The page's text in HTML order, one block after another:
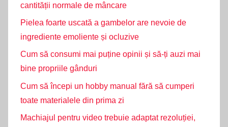
cantității normale de mâncare
Pielea foarte uscată a gambelor are nevoie de
ingrediente emoliente și ocluzive
Cum să consumi mai puține opinii și să-ți auzi mai
bine propriile gânduri
Cum să începi un hobby manual fără să cumperi
toate materialele din prima zi
Machiajul pentru video trebuie adaptat rezoluției,